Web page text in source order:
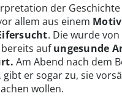
der
allem aus einem Motiv
. Die wurde
bereits aufungesunde
Am Abend nach dem
gibt er sogar zu, sie
wollen.